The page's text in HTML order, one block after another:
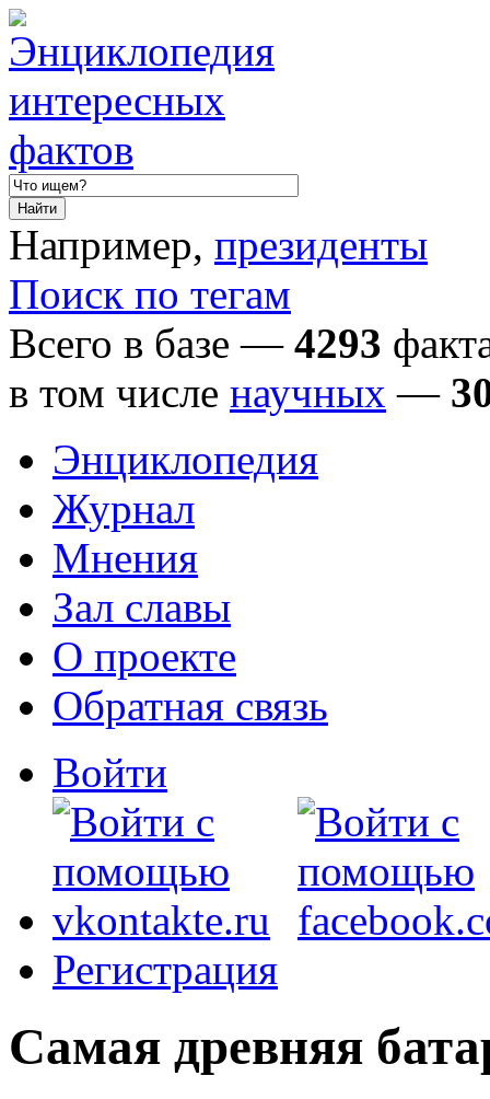
Например, президенты
Поиск по тегам
Всего в базе — 4293
в том числе научных —
Энциклопедия
Журнал
Мнения
Зал славы
О проекте
Обратная связь
Войти
Регистрация
Самая древняя